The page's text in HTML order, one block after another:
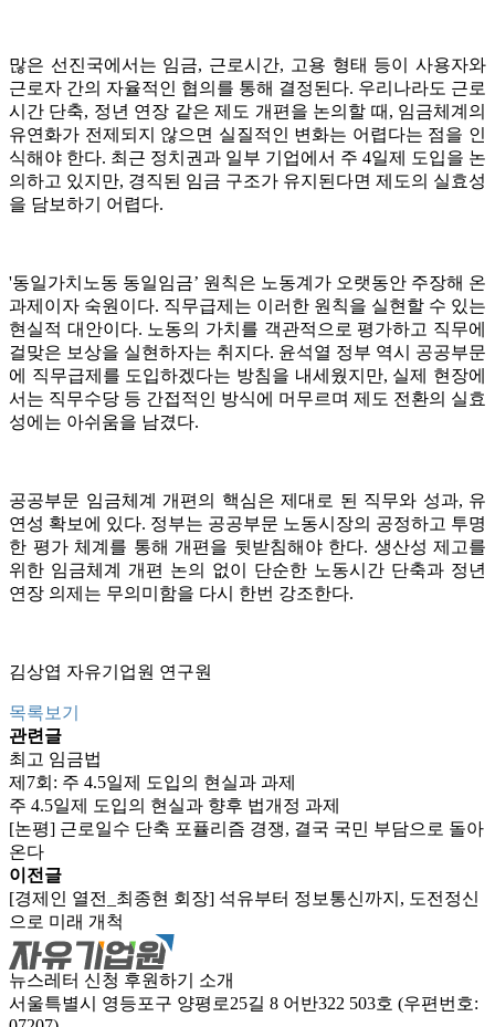
많은 선진국에서는 임금, 근로시간, 고용 형태 등이 사용자와
근로자 간의 자율적인 협의를 통해 결정된다. 우리나라도 근로
시간 단축, 정년 연장 같은 제도 개편을 논의할 때, 임금체계의
유연화가 전제되지 않으면 실질적인 변화는 어렵다는 점을 인
식해야 한다. 최근 정치권과 일부 기업에서 주 4일제 도입을 논
의하고 있지만, 경직된 임금 구조가 유지된다면 제도의 실효성
을 담보하기 어렵다.
'동일가치노동 동일임금’ 원칙은 노동계가 오랫동안 주장해 온
과제이자 숙원이다. 직무급제는 이러한 원칙을 실현할 수 있는
현실적 대안이다. 노동의 가치를 객관적으로 평가하고 직무에
걸맞은 보상을 실현하자는 취지다. 윤석열 정부 역시 공공부문
에 직무급제를 도입하겠다는 방침을 내세웠지만, 실제 현장에
서는 직무수당 등 간접적인 방식에 머무르며 제도 전환의 실효
성에는 아쉬움을 남겼다.
공공부문 임금체계 개편의 핵심은 제대로 된 직무와 성과, 유
연성 확보에 있다. 정부는 공공부문 노동시장의 공정하고 투명
한 평가 체계를 통해 개편을 뒷받침해야 한다. 생산성 제고를
위한 임금체계 개편 논의 없이 단순한 노동시간 단축과 정년
연장 의제는 무의미함을 다시 한번 강조한다.
김상엽 자유기업원 연구원
목록보기
관련글
최고 임금법
제7회: 주 4.5일제 도입의 현실과 과제
주 4.5일제 도입의 현실과 향후 법개정 과제
[논평] 근로일수 단축 포퓰리즘 경쟁, 결국 국민 부담으로 돌아
온다
이전글
[경제인 열전_최종현 회장] 석유부터 정보통신까지, 도전정신
으로 미래 개척
뉴스레터 신청 후원하기
소개
서울특별시 영등포구 양평로25길 8 어반322 503호 (우편번호: